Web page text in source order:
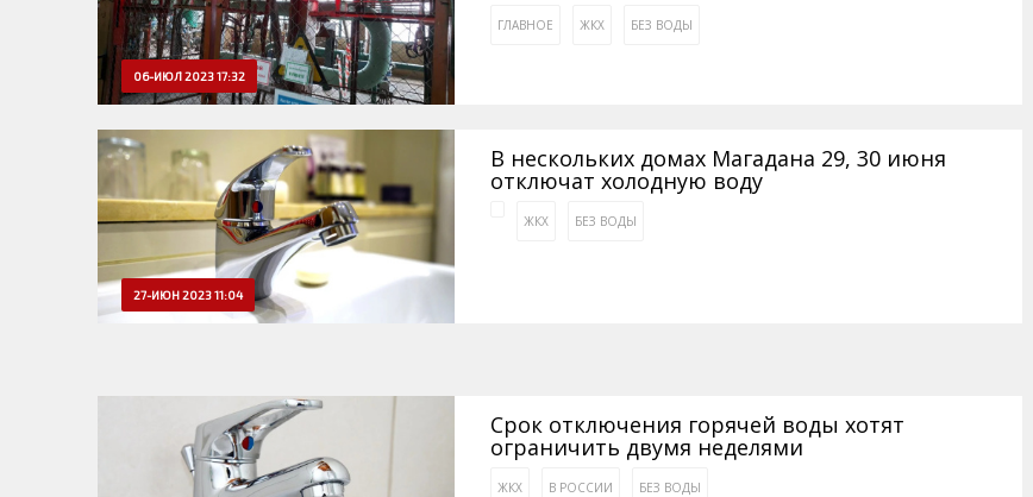
06-ИЮЛ 2023 17:32
ГЛАВНОЕ ЖКХ БЕЗ ВОДЫ
27-ИЮН 2023 11:04
В нескольких домах Магадана 29, 30 июня
отключат холодную воду
ЖКХ БЕЗ ВОДЫ
Срок отключения горячей воды хотят
ограничить двумя неделями
ЖКХ В РОССИИ БЕЗ ВОДЫ